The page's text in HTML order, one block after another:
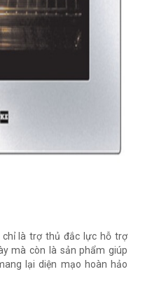
chỉ là trợ thủ đắc lực hỗ trợ
mà còn là sản phẩm giúp
lại diện mạo hoàn hảo